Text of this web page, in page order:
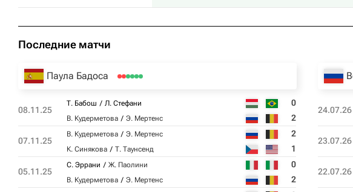
Последние матчи
Паула Бадоса
08.11.25
Т. Бабош Л. Стефани 0
В. Кудерметова Э. Мертенс 2
07.11.25
В. Кудерметова Э. Мертенс 2
К. Синякова Т. Таунсенд 1
05.11.25
С. Эррани Ж. Паолини 0
В. Кудерметова Э. Мертенс 2
24.07.26
23.07.26
22.07.26